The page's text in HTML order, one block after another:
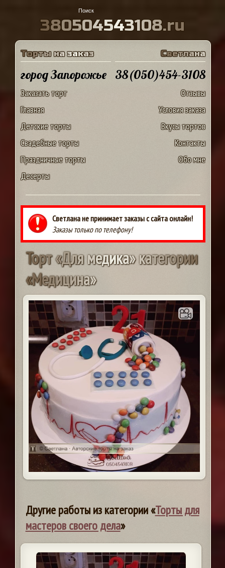
380504543108.ru
Торты на заказ
город Запорожье
Заказать торт
Главная
Детские торты
Свадебные торты
Праздничные торты
Десерты
Светлана
38(050)454-3108
Отзывы
Условия заказа
Вкусы тортов
Контакты
Обо мне
Светлана не принимает заказы с сайта онлайн!
Заказы только по телефону!
Торт«Длямедика»категории
«Медицина»
Другие работы из категории «Торты для
мастеров своего дела»